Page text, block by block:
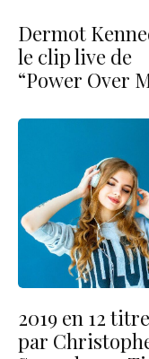
Dermot
le clip live de
“Power Over
2019 en 12
par